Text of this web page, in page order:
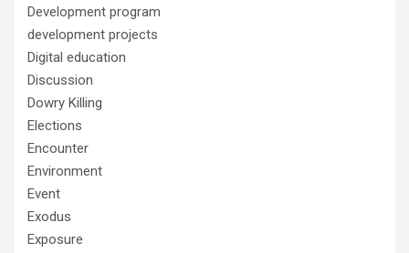
Development program
development projects
Digital education
Discussion
Dowry Killing
Elections
Encounter
Environment
Event
Exodus
Exposure